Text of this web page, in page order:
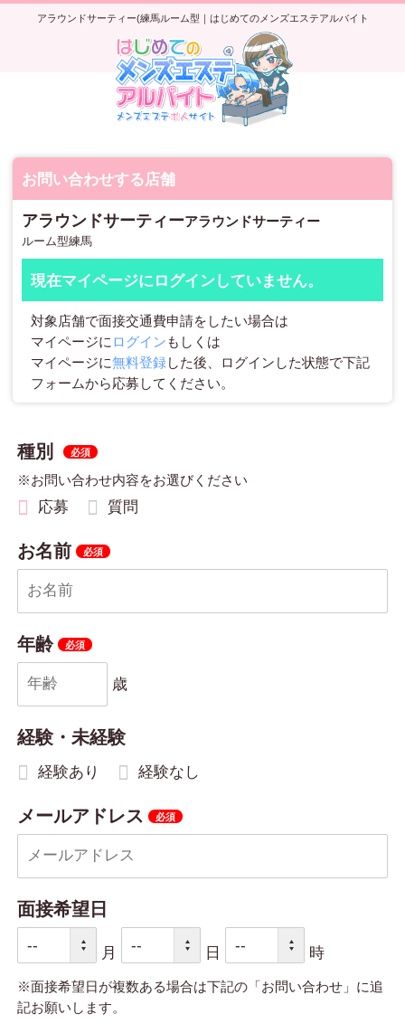
アラウンドサーティー(練馬ルーム型｜はじめてのメンズエステアルバイト
お問い合わせする店舗
アラウンドサーティーアラウンドサーティー
ルーム型練馬
現在マイページにログインしていません。
対象店舗で面接交通費申請をしたい場合は
マイページに ログイン もしくは
マイページに無料登録した後、ログインした状態で下記
フォームから応募してください。
種別
※お問い合わせ内容をお選びください
応募 質問
お名前
年齢
歳
経験・未経験
経験あり 経験なし
メールアドレス
面接希望日
月 日 時
※面接希望日が複数ある場合は下記の「お問い合わせ」に追
記お願いします。